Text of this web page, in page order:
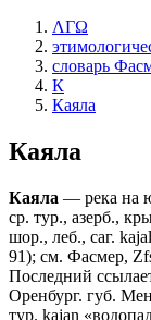
ΛΓΩ
словарь
К
Каяла
Каяла
Каяла — река на
ср. тур., азерб.,
шор., леб., саг.
91); см. Фасмер,
Последний
Оренбург. губ.
тур. kаjаn